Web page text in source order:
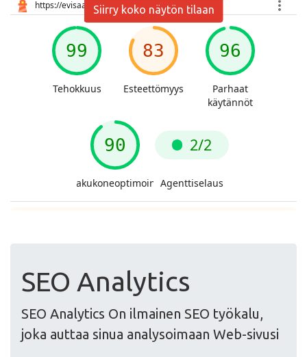
Siirry koko näytön tilaan
SEO Analytics
SEO Analytics On ilmainen SEO työkalu,
joka auttaa sinua analysoimaan Web-sivusi